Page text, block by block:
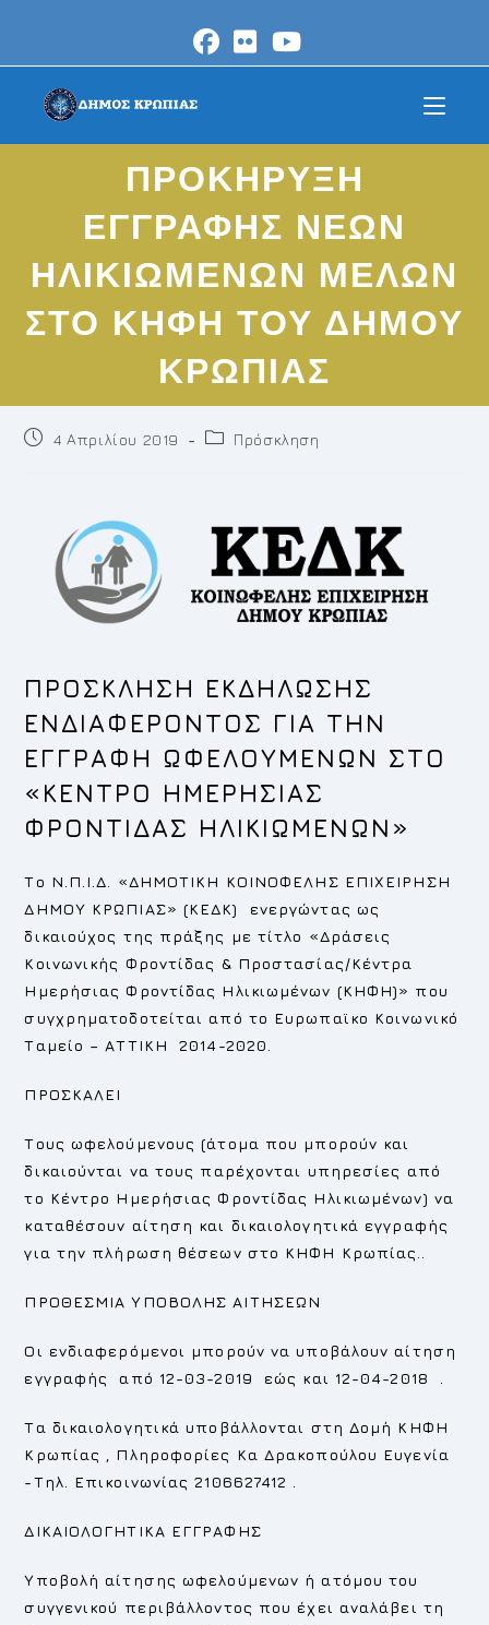
content
ΠΡΟΚΗΡΥΞΗ
ΕΓΓΡΑΦΗΣ ΝΕΩΝ
ΗΛΙΚΙΩΜΕΝΩΝ ΜΕΛΩΝ
ΣΤΟ ΚΗΦΗ ΤΟΥ ΔΗΜΟΥ
ΚΡΩΠΙΑΣ
Post4 Απριλίου 2019
PostΠρόσκληση
ΠΡΟΣΚΛΗΣΗ ΕΚΔΗΛΩΣΗΣ
ΕΝΔΙΑΦΕΡΟΝΤΟΣ ΓΙΑ ΤΗΝ
ΕΓΓΡΑΦΗ ΩΦΕΛΟΥΜΕΝΩΝ ΣΤΟ
«ΚΕΝΤΡΟ ΗΜΕΡΗΣΙΑΣ
ΦΡΟΝΤΙΔΑΣ ΗΛΙΚΙΩΜΕΝΩΝ»
Το Ν.Π.Ι.Δ. «ΔΗΜΟΤΙΚΗ ΚΟΙΝΟΦΕΛΗΣ ΕΠΙΧΕΙΡΗΣΗ
ΔΗΜΟΥ ΚΡΩΠΙΑΣ» (ΚΕΔΚ) ενεργώντας ως
δικαιούχος της πράξης με τίτλο «Δράσεις
Κοινωνικής Φροντίδας & Προστασίας/Κέντρα
Ημερήσιας Φροντίδας Ηλικιωμένων (ΚΗΦΗ)» που
συγχρηματοδοτείται από το Ευρωπαϊκο Κοινωνικό
Ταμείο – ΑΤΤΙΚΗ 2014-2020.
ΠΡΟΣΚΑΛΕΙ
Τους ωφελούμενους (άτομα που μπορούν και
δικαιούνται να τους παρέχονται υπηρεσίες από
το Κέντρο Ημερήσιας Φροντίδας Ηλικιωμένων) να
καταθέσουν αίτηση και δικαιολογητικά εγγραφής
για την πλήρωση θέσεων στο ΚΗΦΗ Κρωπίας..
ΠΡΟΘΕΣΜΙΑ ΥΠΟΒΟΛΗΣ ΑΙΤΗΣΕΩΝ
Οι ενδιαφερόμενοι μπορούν να υποβάλουν αίτηση
εγγραφής από 12-03-2019 εώς και 12-04-2018 .
Τα δικαιολογητικά υποβάλλονται στη Δομή ΚΗΦΗ
Κρωπίας , Πληροφορίες Κα Δρακοπούλου Ευγενία
-Τηλ. Επικοινωνίας 2106627412 .
ΔΙΚΑΙΟΛΟΓΗΤΙΚΑ ΕΓΓΡΑΦΗΣ
Υποβολή αίτησης ωφελούμενων ή ατόμου του
συγγενικού περιβάλλοντος που έχει αναλάβει τη